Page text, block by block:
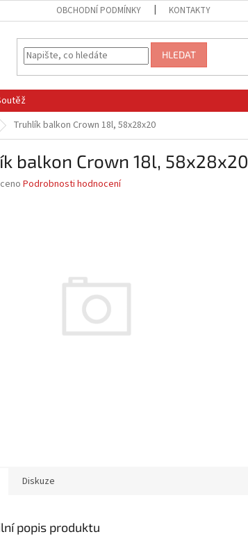
OBCHODNÍ PODMÍNKY KONTAKTY
HLEDAT
Truhlík balkon Crown 18l, 58x28x20
balkon Crown 18l, 58x28x20
Podrobnosti hodnocení
Diskuze
popis produktu